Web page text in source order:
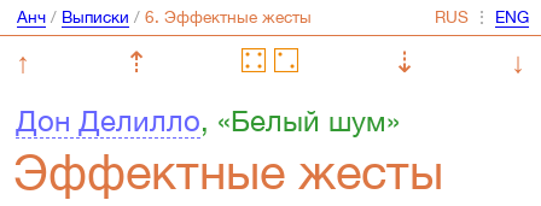
Анч/ Выписки / ⋮
↑ ⇡ ⇣
↓
Дон Делилло, «Белый шум»
Эффектные жесты